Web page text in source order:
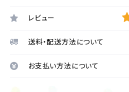
レビュー
送料・配送方法について
お支払い方法について